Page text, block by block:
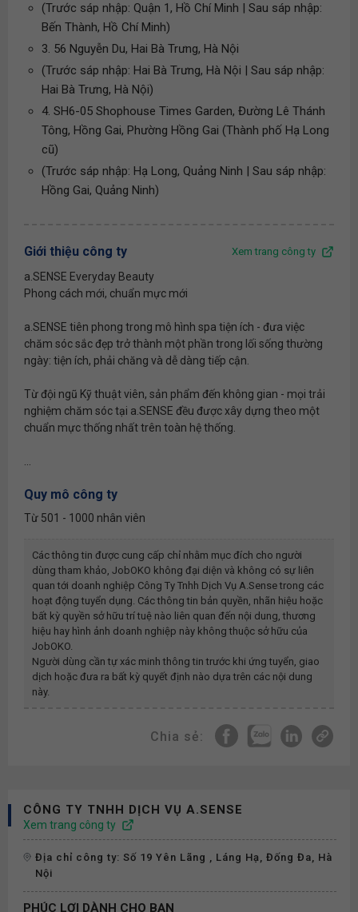
(Trước sáp nhập: Quận 1, Hồ Chí Minh | Sau sáp nhập:
Bến Thành, Hồ Chí Minh)
3. 56 Nguyễn Du, Hai Bà Trưng, Hà Nội
(Trước sáp nhập: Hai Bà Trưng, Hà Nội | Sau sáp nhập:
Hai Bà Trưng, Hà Nội)
4. SH6-05 Shophouse Times Garden, Đường Lê Thánh
Tông, Hồng Gai, Phường Hồng Gai (Thành phố Hạ Long
cũ)
(Trước sáp nhập: Hạ Long, Quảng Ninh | Sau sáp nhập:
Hồng Gai, Quảng Ninh)
Giới thiệu công ty Xem trang công ty
a.SENSE Everyday Beauty
Phong cách mới, chuẩn mực mới
a.SENSE tiên phong trong mô hình spa tiện ích - đưa việc
chăm sóc sắc đẹp trở thành một phần trong lối sống thường
ngày: tiện ích, phải chăng và dễ dàng tiếp cận.
Từ đội ngũ Kỹ thuật viên, sản phẩm đến không gian - mọi trải
nghiệm chăm sóc tại a.SENSE đều được xây dựng theo một
chuẩn mực thống nhất trên toàn hệ thống.
Quy mô công ty
Từ 501 - 1000 nhân viên
Các thông tin được cung cấp chỉ nhằm mục đích cho người
dùng tham khảo, JobOKO không đại diện và không có sự liên
quan tới doanh nghiệp Công Ty Tnhh Dịch Vụ A.sensetrong các
hoạt động tuyển dụng. Các thông tin bản quyền, nhãn hiệu hoặc
bất kỳ quyền sở hữu trí tuệ nào liên quan đến nội dung, thương
hiệu hay hình ảnh doanh nghiệp này không thuộc sở hữu của
JobOKO.
Người dùng cần tự xác minh thông tin trước khi ứng tuyển, giao
dịch hoặc đưa ra bất kỳ quyết định nào dựa trên các nội dung
này.
Chia sẻ:
CÔNG TY TNHH DỊCH VỤ A.SENSE
Xem trang công ty
Địa chỉ công ty: Số 19 Yên Lãng , Láng Hạ, Đống Đa, Hà
Nội
PHÚC LỢI DÀNH CHO BẠN